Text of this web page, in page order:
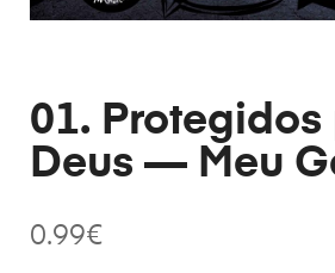
01. Protegidos
Deus — Meu
0.99€